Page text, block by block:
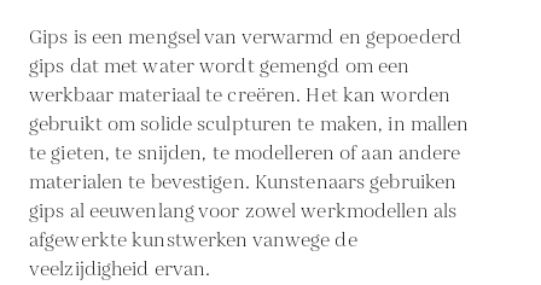
Gips is een mengsel van verwarmd en gepoederd
gips dat met water wordt gemengd om een
werkbaar materiaal te creëren. Het kan worden
gebruikt om solide sculpturen te maken, in mallen
te gieten, te snijden, te modelleren of aan andere
materialen te bevestigen. Kunstenaars gebruiken
gips al eeuwenlang voor zowel werkmodellen als
afgewerkte kunstwerken vanwege de
veelzijdigheid ervan.